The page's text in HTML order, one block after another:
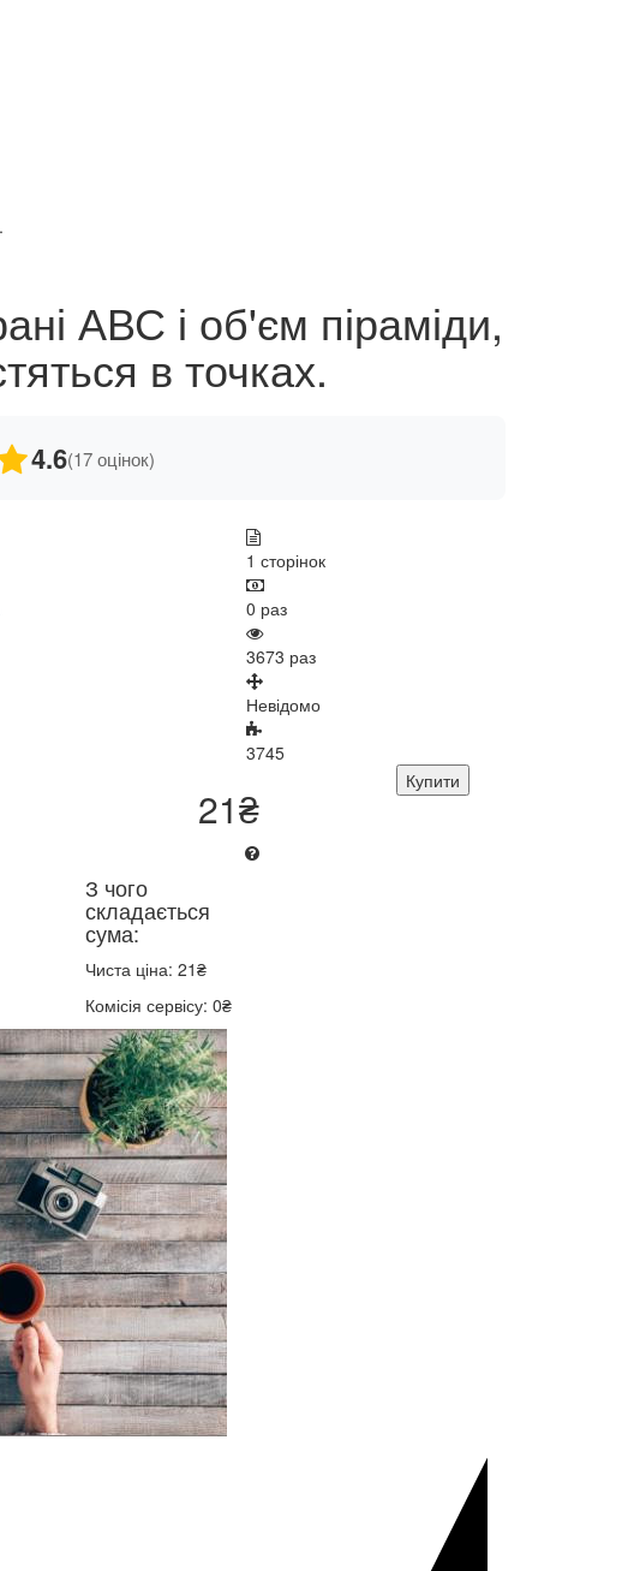
АВС і об'єм піраміди,
в точках.
4.6(17 оцінок)
1 сторінок
0 раз
3673 раз
Невідомо
3745
Купити
21₴
З чого
складається
сума:
Чиста ціна: 21₴
Комісія сервісу: 0₴